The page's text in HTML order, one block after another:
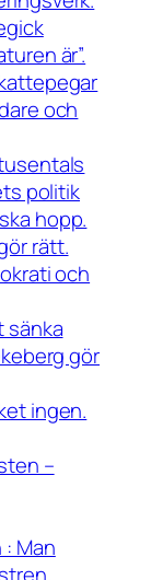
är”.
och
politik
hopp.
rätt.
och
sänka
gör
ingen.
–
Man